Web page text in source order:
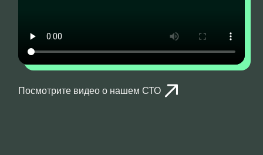
Посмотрите видео о нашем СТО